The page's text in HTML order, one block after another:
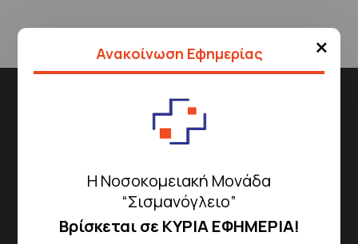
×
Ανακοίνωση Εφημερίας
Η Νοσοκομειακή Μονάδα
“Σισμανόγλειο”
Βρίσκεται σε ΚΥΡΙΑ ΕΦΗΜΕΡΙΑ!
Σισμανόγλειου 1,
Περιοχής
Πως να έρθετε με ΜΜΜ